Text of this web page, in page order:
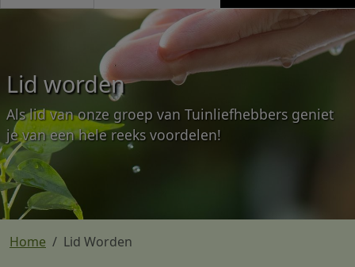
Lid worden
Als lid van onze groep van Tuinliefhebbers geniet
je van een hele reeks voordelen!
Home Lid Worden